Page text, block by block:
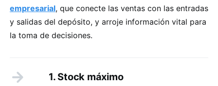
empresarial, que conecte las ventas con las entradas
y salidas del depósito, y arroje información vital para
la toma de decisiones.
1. Stock máximo